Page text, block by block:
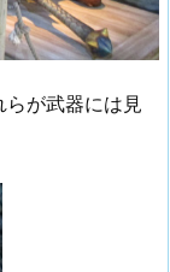
が武器には見